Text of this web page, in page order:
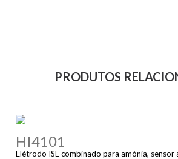
PRODUTOS
HI4101
Elétrodo ISE combinado para amónia, sensor